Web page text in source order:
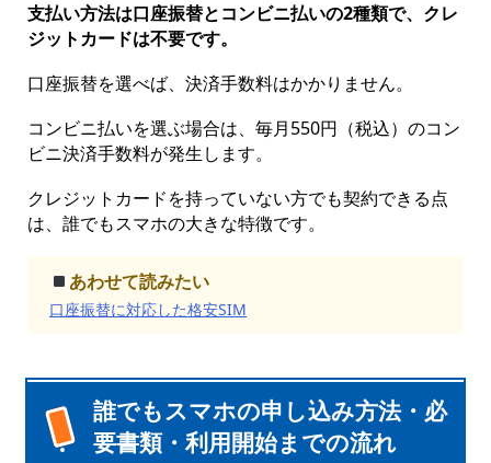
支払い方法は口座振替とコンビニ払いの2種類で、クレ
ジットカードは不要です。
口座振替を選べば、決済手数料はかかりません。
コンビニ払いを選ぶ場合は、毎月550円（税込）のコン
ビニ決済手数料が発生します。
クレジットカードを持っていない方でも契約できる点
は、誰でもスマホの大きな特徴です。
あわせて読みたい
口座振替に対応した格安SIM
誰でもスマホの申し込み方法・必
要書類・利用開始までの流れ